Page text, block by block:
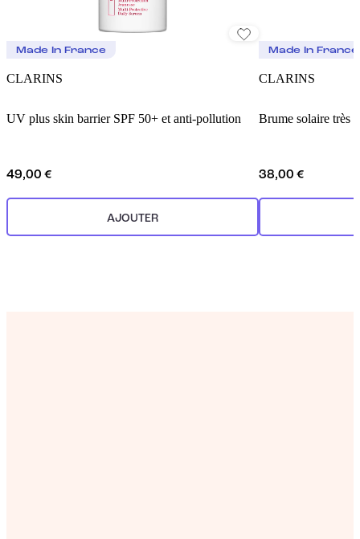
Made In France
CLARINS
UV plus skin barrier SPF 50+ et anti-pollution
49,00 €
AJOUTER
Made In France
CLARINS
Brume solaire très
38,00 €